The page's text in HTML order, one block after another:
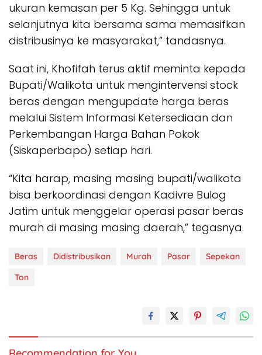
ukuran kemasan per 5 Kg. Sehingga untuk
selanjutnya kita bersama sama memasifkan
distribusinya ke masyarakat,” tandasnya.
Saat ini, Khofifah terus aktif meminta kepada
Bupati/Walikota untuk mengintervensi stock
beras dengan mengupdate harga beras
melalui Sistem Informasi Ketersediaan dan
Perkembangan Harga Bahan Pokok
(Siskaperbapo) setiap hari.
“Kita harap, masing masing bupati/walikota
bisa berkoordinasi dengan Kadivre Bulog
Jatim untuk menggelar operasi pasar beras
murah di masing masing daerah,” tegasnya.
Beras Didistribusikan Murah Pasar
Sepekan
Ton